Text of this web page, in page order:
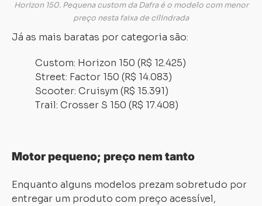
Horizon 150. Pequena custom da Dafra é o modelo com menor
preço nesta faixa de cilindrada
Já as mais baratas por categoria são:
Custom: Horizon 150 (R$ 12.425)
Street: Factor 150 (R$ 14.083)
Scooter: Cruisym (R$ 15.391)
Trail: Crosser S 150 (R$ 17.408)
Motor pequeno; preço nem tanto
Enquanto alguns modelos prezam sobretudo por
entregar um produto com preço acessível,